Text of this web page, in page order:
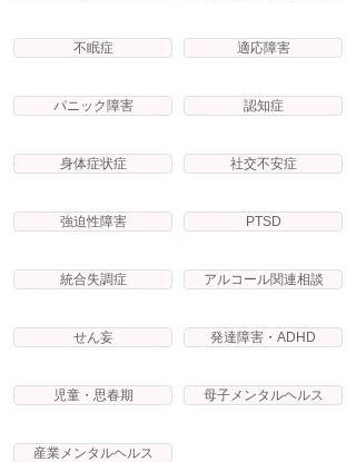
不眠症
パニック障害
身体症状症
強迫性障害
統合失調症
せん妄
児童・思春期
産業メンタルヘルス
適応障害
認知症
社交不安症
PTSD
アルコール関連相談
発達障害・ADHD
母子メンタルヘルス